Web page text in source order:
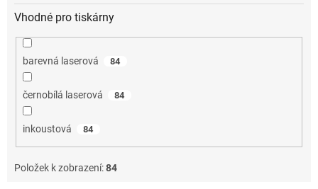
Vhodné pro tiskárny
barevná laserová 84
černobílá laserová 84
inkoustová 84
Položek k zobrazení:84